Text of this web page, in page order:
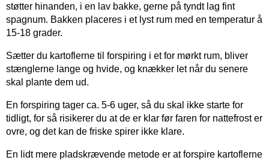
støtter hinanden, i en lav bakke, gerne på tyndt lag fint
spagnum. Bakken placeres i et lyst rum med en temperatur å
15-18 grader.
Sætter du kartoflerne til forspiring i et for mørkt rum, bliver
stænglerne lange og hvide, og knækker let når du senere
skal plante dem ud.
En forspiring tager ca. 5-6 uger, så du skal ikke starte for
tidligt, for så risikerer du at de er klar før faren for nattefrost er
ovre, og det kan de friske spirer ikke klare.
En lidt mere pladskrævende metode er at forspire kartoflerne